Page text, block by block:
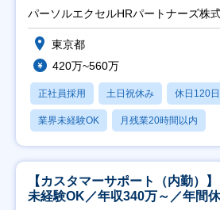
パーソルエクセルHRパートナーズ株
東京都
420万~560万
正社員採用 土日祝休み 休日120
業界未経験OK 月残業20時間以内
【カスタマーサポート（内勤）
未経験OK／年収340万～／年間